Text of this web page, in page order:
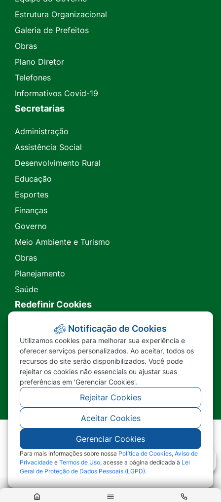
Estrutura Organizacional
Galeria de Prefeitos
Obras
Plano Diretor
Telefones
Informativos Covid-19
Secretarias
Administração
Assistência Social
Desenvolvimento Rural
Educação
Esportes
Finanças
Governo
Meio Ambiente e Turismo
Obras
Planejamento
Saúde
Redefinir Cookies
Transparência
Ouvidoria
SIC
©2026 - Prefeitura Municipal de Nova Lacerda -
MT - Todos os direitos reservados
Notificação de Cookies
Utilizamos cookies para melhorar sua experiência e
oferecer serviços personalizados. Ao aceitar, todos os
recursos do site serão disponibilizados. Você pode
rejeitar os cookies não essenciais ou ajustar suas
preferências em 'Gerenciar Cookies'.
Rejeitar Cookies
Aceitar Cookies
Gerenciar Cookies
Para mais informações sobre nossa Política de Cookies, Aviso de
Privacidade e Termos de Uso, acesse a página dedicada à Lei
Geral de Proteção de Dados Pessoais (LGPD).